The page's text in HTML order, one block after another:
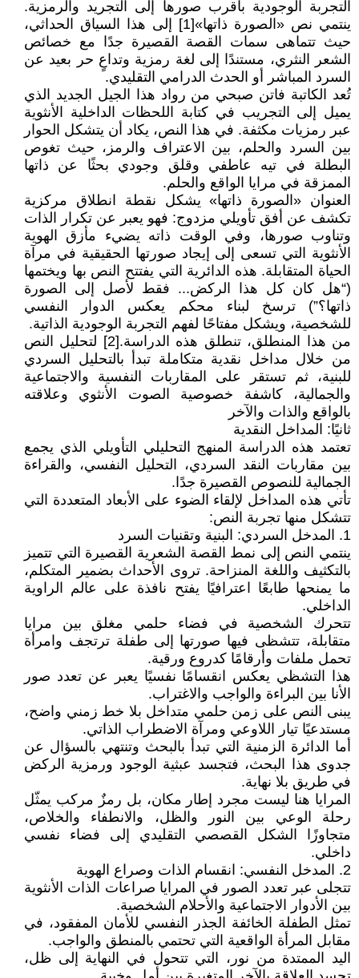
التجربة الوجودية بأقرب صورها إلى التجريد والرمزية.
ينتمي نص «الصورة ذاتها»[1] إلى هذا السياق الحداثي،
حيث تتماهى سمات القصة القصيرة جدًا مع خصائص
الشعر النثري، مستندًا إلى لغة رمزية وتداعٍ حر بعيد عن
السرد المباشر أو الحدث الدرامي التقليدي.
تُعد الكاتبة فاتن صبحي من رواد هذا الجيل الجديد الذي
يميل إلى التجريب في كتابة اللحظات الداخلية الأنثوية
عبر رمزيات مكثفة. في هذا النص، يكاد أن يتشكل الحوار
بين السرد والحلم، بين الاعتراف والرمز، حيث تغوص
البطلة في تيه عاطفي وقلق وجودي بحثًا عن ذاتها
الممزقة في مرايا الواقع والحلم.
العنوان «الصورة ذاتها» يشكل نقطة انطلاق مركزية
تكشف عن أفق تأويلي مزدوج: فهو يعبر عن تكرار الذات
وتناوب صورها، وفي الوقت ذاته يضيء مأزق الهوية
الأنثوية التي تسعى إلى إيجاد صورتها الحقيقية في مرآة
الحياة المتقابلة. هذه الدائرية التي يفتتح النص بها ويختمها
(“هل كان كل هذا الركض... فقط لأصل إلى الصورة
ذاتها؟”) ترسخ لبناء محكم يعكس الدوار النفسي
للشخصية، ويشكل مفتاحًا لفهم التجربة الوجودية الذاتية.
من هذا المنطلق، تنطلق هذه الدراسة.[2] لتحليل النص
من خلال مداخل نقدية متكاملة تبدأ بالتحليل السردي
للبنية، ثم تستقر على المقاربات النفسية والاجتماعية
والجمالية، كاشفة خصوصية الصوت الأنثوي وعلاقته
بالواقع والذات والآخر
ثانيًا: المداخل النقدية
تعتمد هذه الدراسة المنهج التحليلي التأويلي الذي يجمع
بين مقاربات النقد السردي، التحليل النفسي، والقراءة
الجمالية للنصوص القصيرة جدًا.
تأتي هذه المداخل لإلقاء الضوء على الأبعاد المتعددة التي
تتشكل منها تجربة النص:
1. المدخل السردي: البنية وتقنيات السرد
ينتمي النص إلى نمط القصة الشعرية القصيرة التي تتميز
بالتكثيف واللغة المنزاحة. تروى الأحداث بضمير المتكلم،
ما يمنحها طابعًا اعترافيًا يفتح نافذة على عالم الراوية
الداخلي.
تتحرك الشخصية في فضاء حلمي مغلق بين مرايا
متقابلة، تتشظى فيها صورتها إلى طفلة ترتجف وامرأة
تحمل ملفات وأرقامًا كدروع ورقية.
هذا التشظي يعكس انقسامًا نفسيًا يعبر عن تعدد صور
الأنا بين البراءة والواجب والاغتراب.
يبنى النص على زمن حلمي متداخل بلا خط زمني واضح،
مستدعيًا تيار اللاوعي ومرآة الاضطراب الذاتي.
أما الدائرة الزمنية التي تبدأ بالبحث وتنتهي بالسؤال عن
جدوى هذا البحث، فتجسد عبثية الوجود ورمزية الركض
في طريق بلا نهاية.
المرايا هنا ليست مجرد إطار مكان، بل رمزٌ مركب يمثّل
رحلة الوعي بين النور والظل، والانطفاء والخلاص،
متجاوزًا الشكل القصصي التقليدي إلى فضاء نفسي
داخلي.
2. المدخل النفسي: انقسام الذات وصراع الهوية
تتجلى عبر تعدد الصور في المرايا صراعات الذات الأنثوية
بين الأدوار الاجتماعية والأحلام الشخصية.
تمثل الطفلة الخائفة الجذر النفسي للأمان المفقود، في
مقابل المرأة الواقعية التي تحتمي بالمنطق والواجب.
اليد الممتدة من نور، التي تتحول في النهاية إلى ظل،